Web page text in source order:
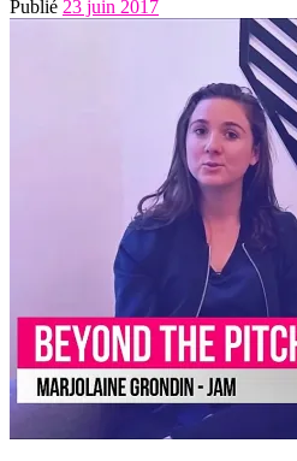
Publié 23 juin 2017